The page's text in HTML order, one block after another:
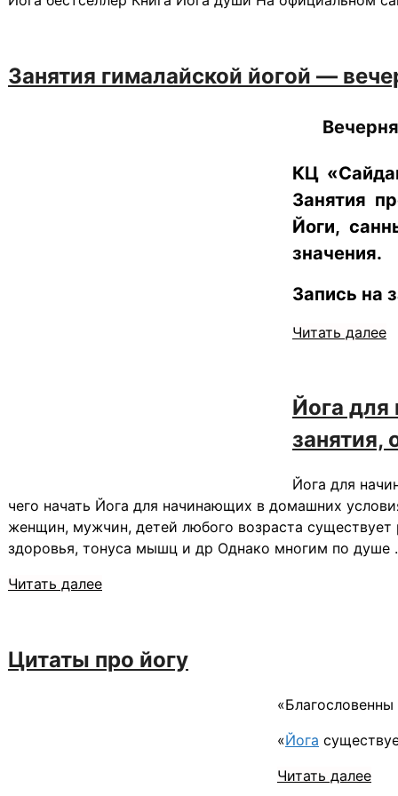
Занятия гималайской йогой —
КЦ
Занятия
Йоги,
значения.
Запись на
Читать далее
Йога для
занятия,
Йога для
чего начать Йога для начинающих в домашних
женщин, мужчин, детей любого возраста
здоровья, тонуса мышц и др Однако многим по душе
Читать далее
Цитаты про йогу
«Йога
Читать далее